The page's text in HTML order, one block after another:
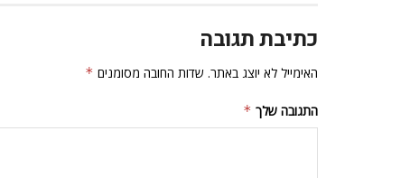
כתיבת תגובה
האימייל לא יוצג באתר. שדות החובה מסומנים *
התגובה שלך *